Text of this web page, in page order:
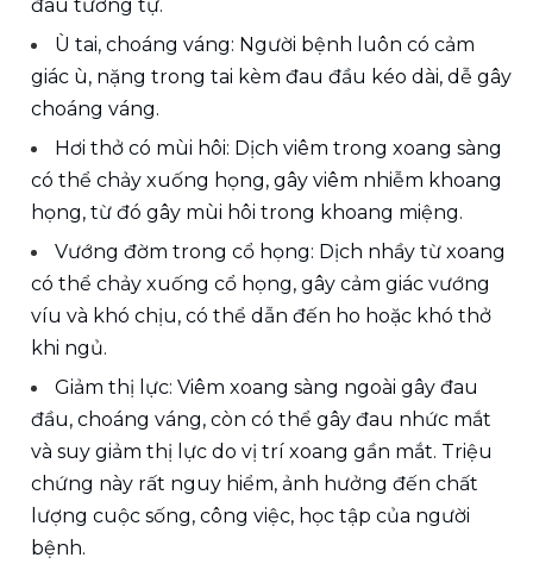
đau tương tự.
Ù tai, choáng váng: Người bệnh luôn có cảm
giác ù, nặng trong tai kèm đau đầu kéo dài, dễ gây
choáng váng.
Hơi thở có mùi hôi: Dịch viêm trong xoang sàng
có thể chảy xuống họng, gây viêm nhiễm khoang
họng, từ đó gây mùi hôi trong khoang miệng.
Vướng đờm trong cổ họng: Dịch nhầy từ xoang
có thể chảy xuống cổ họng, gây cảm giác vướng
víu và khó chịu, có thể dẫn đến ho hoặc khó thở
khi ngủ.
Giảm thị lực: Viêm xoang sàng ngoài gây đau
đầu, choáng váng, còn có thể gây đau nhức mắt
và suy giảm thị lực do vị trí xoang gần mắt. Triệu
chứng này rất nguy hiểm, ảnh hưởng đến chất
lượng cuộc sống, công việc, học tập của người
bệnh.